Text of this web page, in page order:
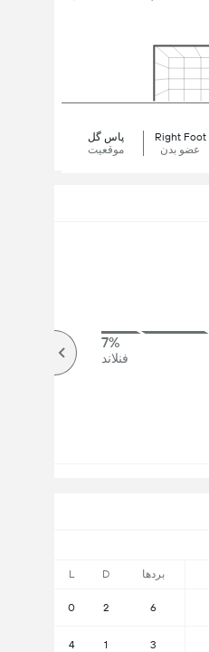
پاس گل
موقعیت
Right Foot
عضو بدن
بردها D
L
6
2
0
3
1
4
7%
فنلاند